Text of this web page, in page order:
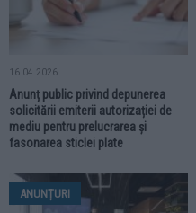
16.04.2026
Anunț public privind depunerea
solicitării emiterii autorizației de
mediu pentru prelucrarea și
fasonarea sticlei plate
ANUNȚURI